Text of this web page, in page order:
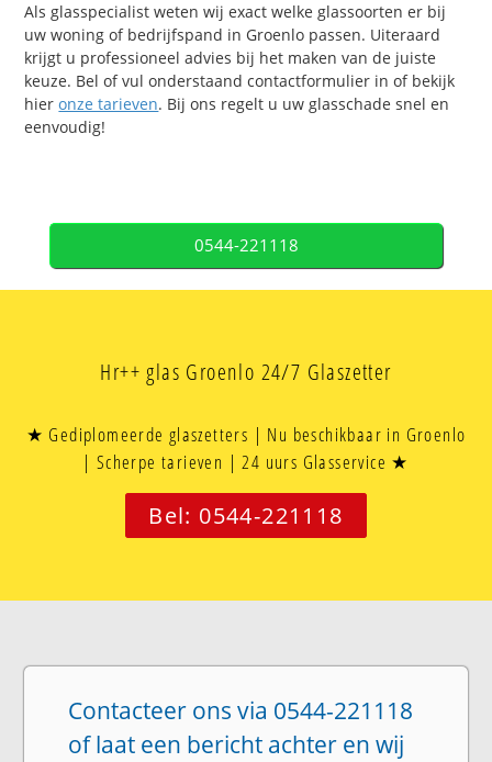
Als glasspecialist weten wij exact welke glassoorten er bij
uw woning of bedrijfspand in Groenlo passen. Uiteraard
krijgt u professioneel advies bij het maken van de juiste
keuze. Bel of vul onderstaand contactformulier in of bekijk
hieronze tarieven. Bij ons regelt u uw glasschade snel en
eenvoudig!
0544-221118
Hr++ glas Groenlo 24/7 Glaszetter
★ Gediplomeerde glaszetters | Nu beschikbaar in Groenlo
| Scherpe tarieven | 24 uurs Glasservice ★
Bel: 0544-221118
Contacteer ons via 0544-221118
of laat een bericht achter en wij